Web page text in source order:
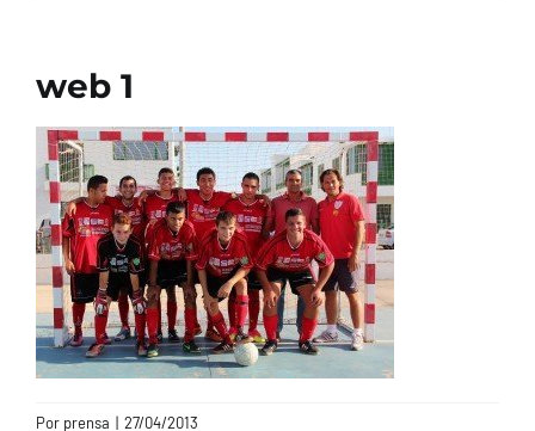
CONTACTO
web 1
Por prensa | 27/04/2013